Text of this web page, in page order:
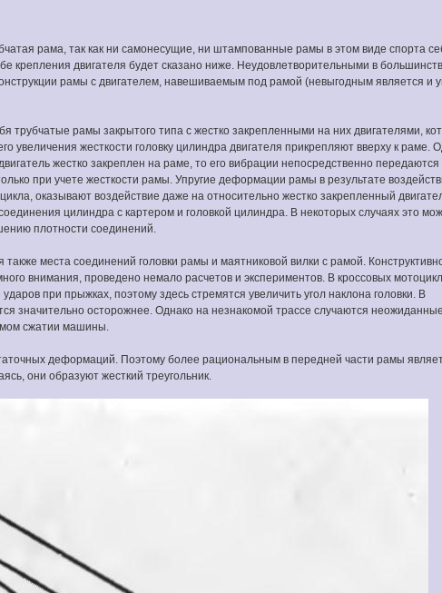
рама, так как ни самонесущие, ни штампованные рамы в этом виде спорта
крепления двигателя будет сказано ниже. Неудовлетворительными в
рамы с двигателем, навешиваемым под рамой (невыгодным является и
трубчатые рамы закрытого типа с жестко закрепленными на них двигателями,
увеличения жесткости головку цилиндра двигателя прикрепляют вверху к раме.
жестко закреплен на раме, то его вибрации непосредственно
при учете жесткости рамы. Упругие деформации рамы в результате
оказывают воздействие даже на относительно жестко закрепленный
цилиндра с картером и головкой цилиндра. В некоторых случаях это
плотности соединений.
места соединений головки рамы и маятниковой вилки с рамой.
внимания, проведено немало расчетов и экспериментов. В кроссовых
при прыжках, поэтому здесь стремятся увеличить угол наклона головки. В
значительно осторожнее. Однако на незнакомой трассе случаются неожиданные
сжатии машины.
деформаций. Поэтому более рациональным в передней части рамы
они образуют жесткий треугольник.